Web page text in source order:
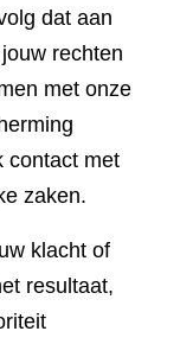
dat aan
rechten
met onze
contact met
zaken.
klacht of
resultaat,